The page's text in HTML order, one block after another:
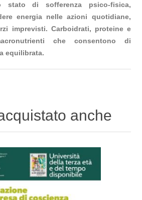
stato di sofferenza psico-fisica,
energia nelle azioni quotidiane,
imprevisti. Carboidrati, proteine e
che consentono di
equilibrata.
anche